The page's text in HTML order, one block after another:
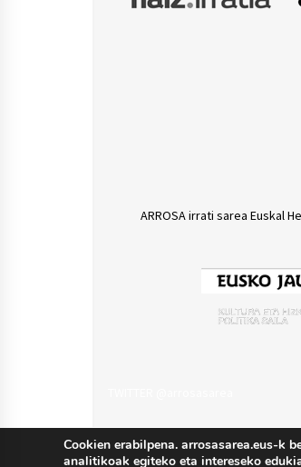
ARROSA irrati sarea Euskal
Cookien erabilpena. arrosasarea.eus-k
analitikoak egiteko eta intereseko